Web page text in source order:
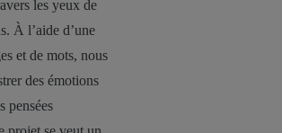
les yeux de
À l’aide d’une
et de mots, nous
des émotions
pensées